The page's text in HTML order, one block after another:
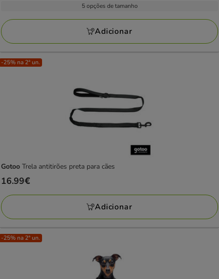
avaliações
a
19.99€
5 opções de tamanho
Adicionar
-25% na 2ª un.
Gotoo Trela antitirões preta para cães
Preço
16.99€
16.99€
Adicionar
-25% na 2ª un.